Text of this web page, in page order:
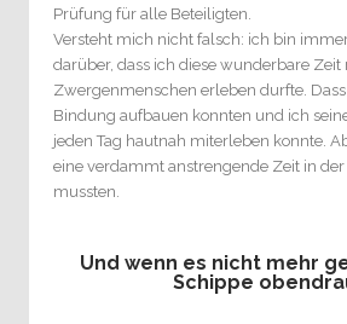
Prüfung für alle Beteiligten.
Versteht mich nicht falsch: ich bin
darüber, dass ich diese wunderbare
Zwergenmenschen erleben durfte.
Bindung aufbauen konnten und ich
jeden Tag hautnah miterleben konnte.
eine verdammt anstrengende Zeit in
mussten.
Und wenn es nicht mehr
Schippe